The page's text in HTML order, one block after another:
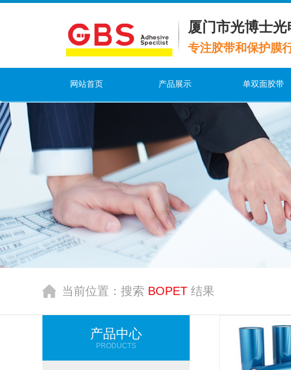
厦门市光博士光
专注胶带和保护膜
网站首页 产品展示 单双面胶带
当前位置：搜索 BOPET 结果
产品中心
PRODUCTS